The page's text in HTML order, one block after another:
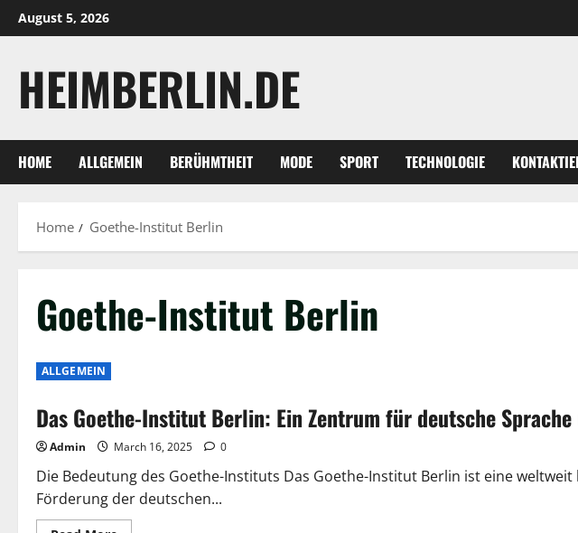
Skip
to
August 5, 2026
HEIMBERLIN.DE
HOME ALLGEMEIN BERÜHMTHEIT MODE SPORT TECHNOLOGIE
Home Goethe-Institut Berlin
Goethe-Institut Berlin
ALLGEMEIN
Das Goethe-Institut Berlin: Ein Zentrum für deutsche
Admin March 16, 2025 0
Die Bedeutung des Goethe-Instituts Das Goethe-Institut Berlin ist eine
Förderung der deutschen...